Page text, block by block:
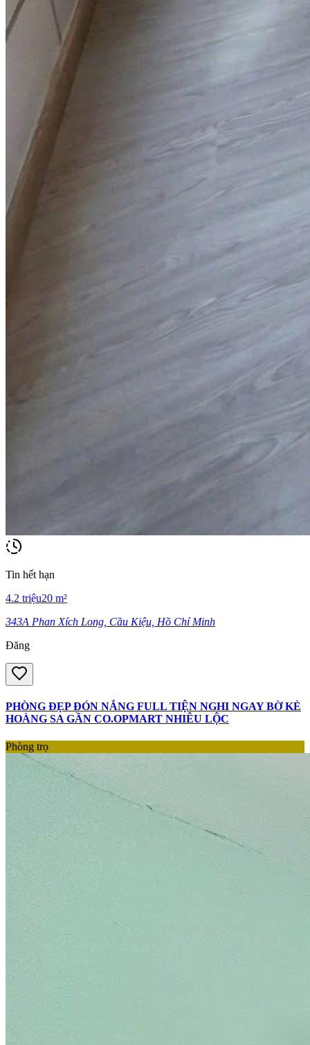
Tin hết hạn
4.2 triệu20 m²
343A Phan Xích Long, Cầu Kiệu, Hồ Chí Minh
Đăng
PHÒNG ĐẸP ĐÓN NẮNG FULL TIỆN NGHI NGAY BỜ KÈ
HOÀNG SA GẦN CO.OPMART NHIÊU LỘC
Phòng trọ